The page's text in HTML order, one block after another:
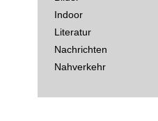
Indoor
Literatur
Nachrichten
Nahverkehr